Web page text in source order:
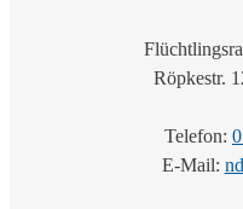
Röpkestr.
Telefon:
E-Mail: